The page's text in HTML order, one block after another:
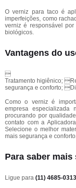
O verniz para taco é
imperfeições, como
verniz é responsável
biológicos.
Vantagens do

Tratamento higiênico;
segurança e conforto;
Como o verniz é
empresa
procurando por
contato com a
Selecione o melhor
mais segurança e
Para saber
Ligue para (11) 4685-0313